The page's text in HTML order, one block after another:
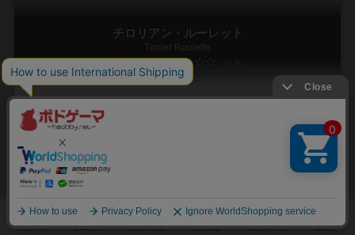
チロリアン・ルーレット
Tiroler Roulette
5.8
1件
独楽を回せ！そして祈れ！
玉が数個入ったすり鉢状のボード（？）の上で、独楽を回す。プレイ
ヤーがやることはそれだけの超軽量級（？）ボードゲーム。独楽には
未登録